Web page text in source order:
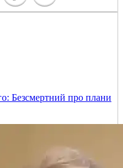
Безсмертний про плани